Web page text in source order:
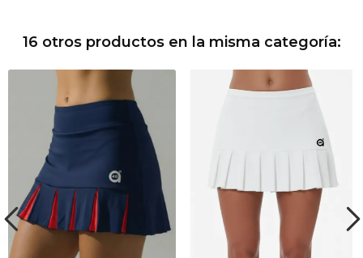
16 otros productos en la misma categoría: